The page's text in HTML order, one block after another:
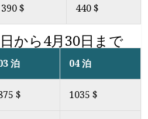
390 $ 440 $
から4月30日まで
泊 04 泊
$ 1035 $